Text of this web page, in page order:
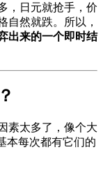
，日元就抢手，价
自然就跌。所以，
出来的一个即时结
素太多了，像个大
本每次都有它们的